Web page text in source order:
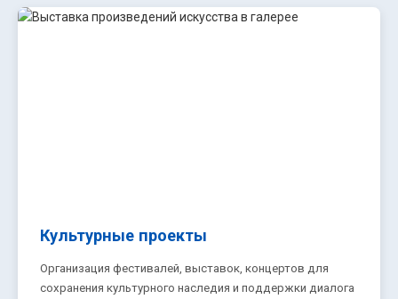
Культурные проекты
Организация фестивалей, выставок, концертов для
сохранения культурного наследия и поддержки диалога